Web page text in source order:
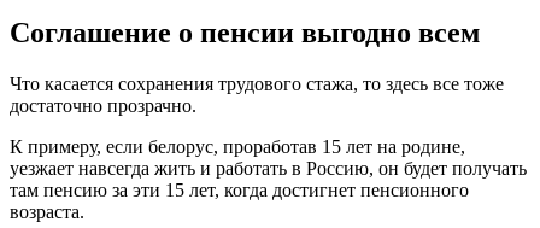
Соглашение о пенсии выгодно всем
Что касается сохранения трудового стажа, то здесь все тоже
достаточно прозрачно.
К примеру, если белорус, проработав 15 лет на родине,
уезжает навсегда жить и работать в Россию, он будет получать
там пенсию за эти 15 лет, когда достигнет пенсионного
возраста.